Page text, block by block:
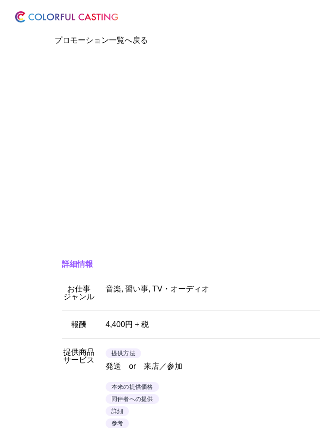
プロモーション一覧へ戻る
詳細情報
お仕事
ジャンル
音楽, 習い事, TV・オーディオ
報酬 4,400円 + 税
提供商品
サービス
提供方法
発送 or 来店／参加
本来の提供価格
同伴者への提供
詳細
参考